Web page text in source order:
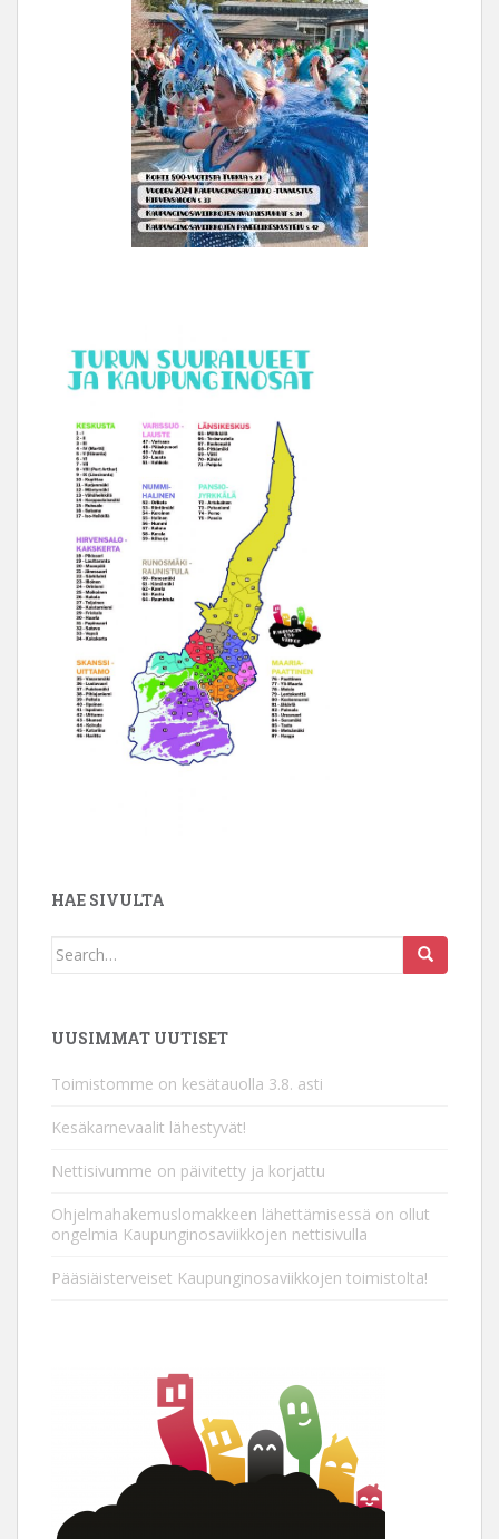
HAE SIVULTA
Search
UUSIMMAT UUTISET
Toimistomme on kesätauolla 3.8. asti
Kesäkarnevaalit lähestyvät!
Nettisivumme on päivitetty ja korjattu
Ohjelmahakemuslomakkeen lähettämisessä on ollut
ongelmia Kaupunginosaviikkojen nettisivulla
Pääsiäisterveiset Kaupunginosaviikkojen toimistolta!